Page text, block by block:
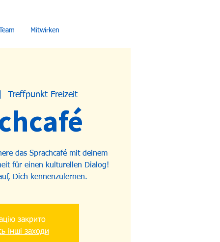
Mitwirken
Treffpunkt Freizeit
das Sprachcafé mit deinem
für einen kulturellen Dialog!
Dich kennenzulernen.
закрито
інші заходи